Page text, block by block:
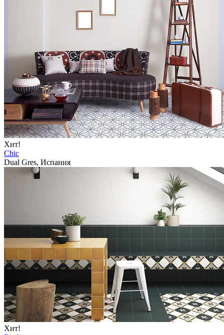
Хит!
Chic
Dual Gres, Испания
Хит!